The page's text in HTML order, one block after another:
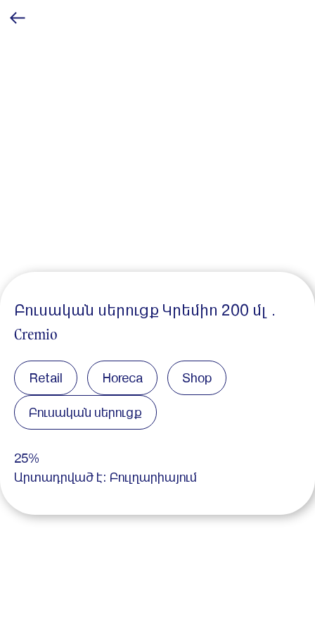
Բուսական սերուցք Կրեմիո 200 մլ․
Cremio
Retail Horeca Shop
Բուսական սերուցք
25%
Արտադրված է: Բուլղարիայում